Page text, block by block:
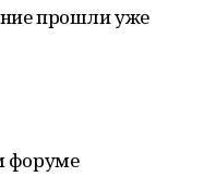
прошли уже
форуме